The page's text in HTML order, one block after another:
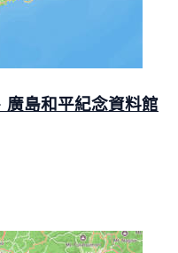
島和平紀念資料館